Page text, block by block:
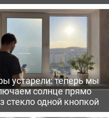
устарели: теперь мы
солнце прямо
стекло одной кнопкой